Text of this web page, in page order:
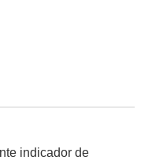
indicador de